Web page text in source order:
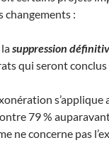
:
suppression
qui seront
79 %
ne concerne pas